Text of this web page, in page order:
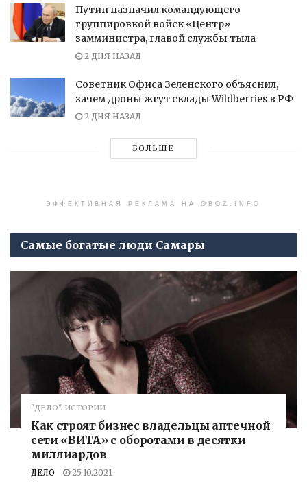
Путин назначил командующего
группировкой войск «Центр»
замминистра, главой службы тыла
2 ДНЯ НАЗАД
Советник Офиса Зеленского объяснил,
зачем дроны жгут склады Wildberries в РФ
2 ДНЯ НАЗАД
БОЛЬШЕ
ЭФФЕКТИВНАЯ РЕКЛАМА НА OBOZ.INFO
Самые богатые люди Самары
"ДЕЛО". ИСТОРИИ
Как строят бизнес владельцы аптечной
сети «ВИТА» с оборотами в десятки
миллиардов
ДЕЛО 25.10.2021